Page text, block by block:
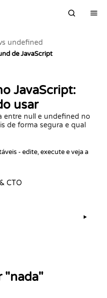
undefined
de JavaScript
JavaScript:
usar
entre null e undefined no
de forma segura e qual
- edite, execute e veja a
CTO
"nada"
▶